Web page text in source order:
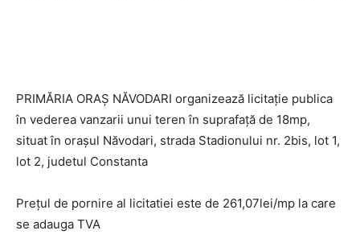
PRIMĂRIA ORAŞ NĂVODARI organizează licitaţie publica
în vederea vanzarii unui teren în suprafaţă de 18mp,
situat în oraşul Năvodari, strada Stadionului nr. 2bis, lot 1,
lot 2, judetul Constanta
Preţul de pornire al licitatiei este de 261,07lei/mp la care
se adauga TVA